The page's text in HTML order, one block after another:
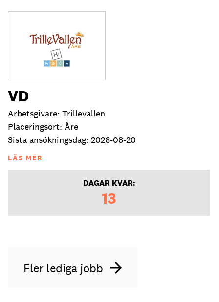
VD
Arbetsgivare: Trillevallen
Placeringsort: Åre
Sista ansökningsdag: 2026-08-20
LÄS MER
DAGAR KVAR:
13
Fler lediga jobb